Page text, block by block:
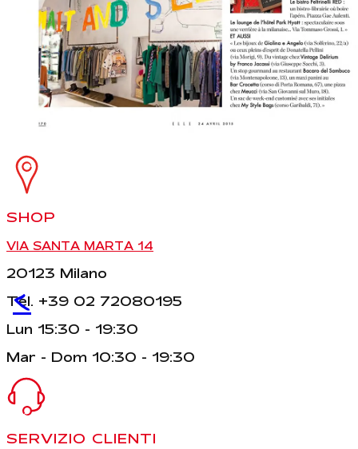
<
SHOP
VIA SANTA MARTA 14
20123 Milano
Tel. +39 02 72080195
Lun 15:30 - 19:30
Mar - Dom 10:30 - 19:30
SERVIZIO CLIENTI